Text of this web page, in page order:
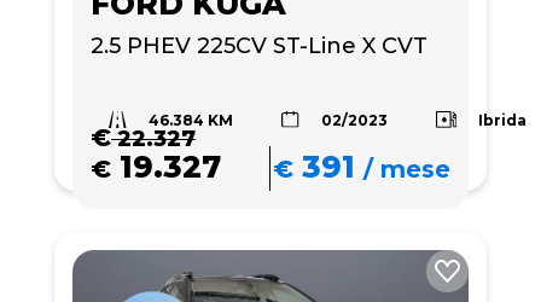
2.5 PHEV 225CV ST-Line X CVT
46.384 KM 02/2023 Ibrida
€22.327
€ 19.327 € 391 /mese